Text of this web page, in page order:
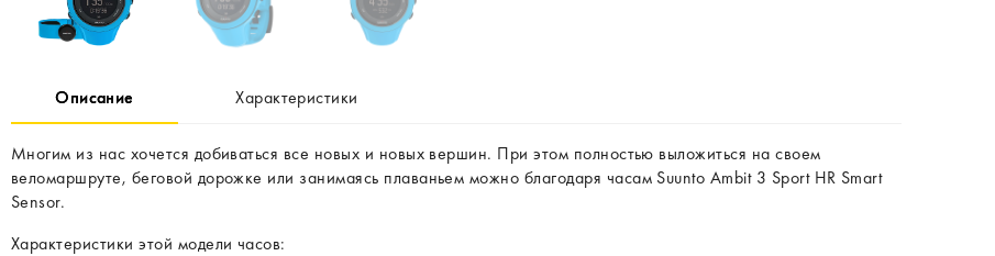
Описание Характеристики
Многим из нас хочется добиваться все новых и новых вершин. При этом полностью выложиться на своем
веломаршруте, беговой дорожке или занимаясь плаваньем можно благодаря часам Suunto Ambit 3 Sport HR Smart
Sensor.
Характеристики этой модели часов: